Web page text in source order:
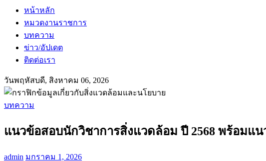
หน้าหลัก
หมวดงานราชการ
บทความ
ข่าว/อัปเดต
ติดต่อเรา
วันพฤหัสบดี, สิงหาคม 06, 2026
บทความ
แนวข้อสอบนักวิชาการสิ่งแวดล้อม ปี 2568 พร้อมแ
admin มกราคม 1, 2026